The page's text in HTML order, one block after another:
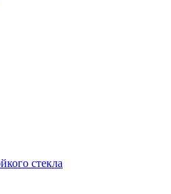
стекла